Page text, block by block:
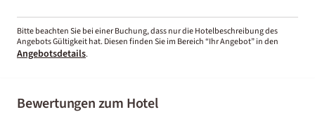
Bitte beachten Sie bei einer Buchung, dass nur die Hotelbeschreibung des
Angebots Gültigkeit hat. Diesen finden Sie im Bereich “Ihr Angebot” in den
Angebotsdetails.
Bewertungen zum Hotel